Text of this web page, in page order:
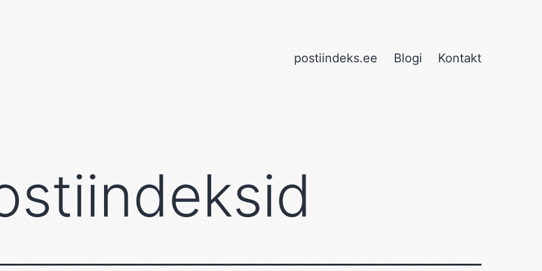
postiindeks.ee Blogi Kontakt